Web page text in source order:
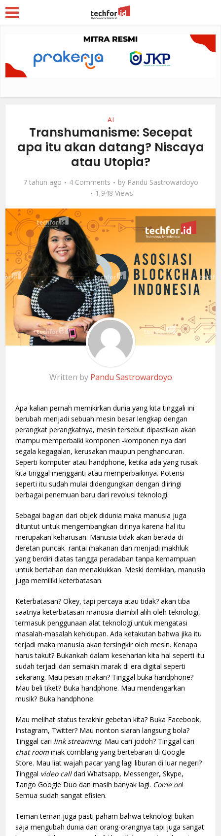
AI
Transhumanisme: Secepat
apa itu akan datang? Niscaya
atau Utopia?
7 tahun ago 4 Comments by Pandu Sastrowardoyo
1,948 Views
Written by Pandu Sastrowardoyo
Apa kalian pernah memikirkan dunia yang kita tinggali ini
berubah menjadi sebuah mesin besar lengkap dengan
perangkat perangkatnya, mesin tersebut dipastikan akan
mampu memperbaiki komponen -komponen nya dari
segala kegagalan, kerusakan maupun penghancuran.
Seperti komputer atau handphone, ketika ada yang rusak
kita tinggal mengganti atau memperbaikinya. Potensi
seperti itu sudah mulai didengungkan dengan diiringi
berbagai penemuan baru dari revolusi teknologi.
Sebagai bagian dari objek didunia maka manusia juga
dituntut untuk mengembangkan dirinya karena hal itu
merupakan keharusan. Manusia tidak akan berada di
deretan puncak rantai makanan dan menjadi makhluk
yang berdiri diatas tangga peradaban tanpa kemampuan
untuk bertahan dan menaklukkan. Meski demikian, manusia
juga memiliki keterbatasan.
Keterbatasan? Okey, tapi percaya atau tidak? akan tiba
saatnya keterbatasan manusia diambil alih oleh teknologi,
termasuk penggunaan alat teknologi untuk mengatasi
masalah-masalah kehidupan. Ada ketakutan bahwa jika itu
terjadi maka manusia akan tersingkir oleh mesin. Kenapa
harus takut? Bukankah dalam keseharian kita hal seperti itu
sudah terjadi dan semakin marak di era digital seperti
sekarang. Mau pesan makan? Tinggal buka handphone?
Mau beli tiket? Buka handphone. Mau mendengarkan
musik? Buka handphone.
Mau melihat status terakhir gebetan kita? Buka Facebook,
Instagram, Twitter? Mau nonton siaran langsung bola?
Tinggal cari link streaming. Mau cari jodoh? Tinggal cari
chat roommak comblang yang bertebaran di Google
Store. Mau liat wajah pacar yang lagi liburan di luar negeri?
Tinggal video calldari Whatsapp, Messenger, Skype,
Tango Google Duo dan masih banyak lagi. Come on!
Semua sudah sangat efisien.
Teman teman juga pasti paham bahwa teknologi bukan
saja mengubah dunia dan orang-orangnya tapi juga sangat